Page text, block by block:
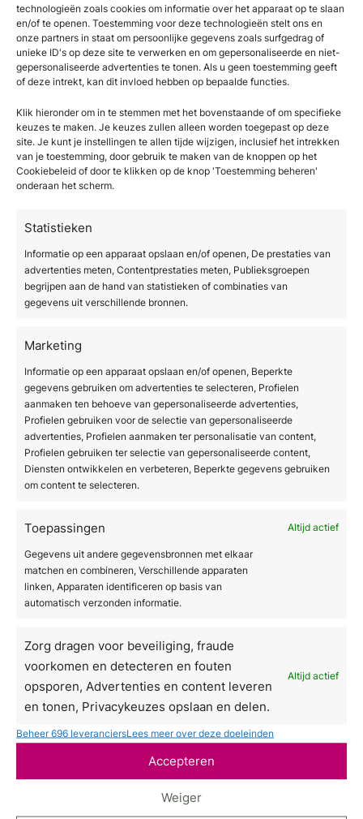
technologieën zoals cookies om informatie over het apparaat op te slaan
en/of te openen. Toestemming voor deze technologieën stelt ons en
onze partners in staat om persoonlijke gegevens zoals surfgedrag of
unieke ID's op deze site te verwerken en om gepersonaliseerde en niet-
gepersonaliseerde advertenties te tonen. Als u geen toestemming geeft
of deze intrekt, kan dit invloed hebben op bepaalde functies.
Klik hieronder om in te stemmen met het bovenstaande of om specifieke
keuzes te maken. Je keuzes zullen alleen worden toegepast op deze
site. Je kunt je instellingen te allen tijde wijzigen, inclusief het intrekken
van je toestemming, door gebruik te maken van de knoppen op het
Cookiebeleid of door te klikken op de knop 'Toestemming beheren'
onderaan het scherm.
Statistieken
Informatie op een apparaat opslaan en/of openen, De prestaties van
advertenties meten, Contentprestaties meten, Publieksgroepen
begrijpen aan de hand van statistieken of combinaties van
gegevens uit verschillende bronnen.
Marketing
Informatie op een apparaat opslaan en/of openen, Beperkte
gegevens gebruiken om advertenties te selecteren, Profielen
aanmaken ten behoeve van gepersonaliseerde advertenties,
Profielen gebruiken voor de selectie van gepersonaliseerde
advertenties, Profielen aanmaken ter personalisatie van content,
Profielen gebruiken ter selectie van gepersonaliseerde content,
Diensten ontwikkelen en verbeteren, Beperkte gegevens gebruiken
om content te selecteren.
Toepassingen Altijd actief
Gegevens uit andere gegevensbronnen met elkaar
matchen en combineren, Verschillende apparaten
linken, Apparaten identificeren op basis van
automatisch verzonden informatie.
Zorg dragen voor beveiliging, fraude
voorkomen en detecteren en fouten
opsporen, Advertenties en content leveren
en tonen, Privacykeuzes opslaan en delen.
Altijd actief
Beheer 696 leveranciersLees meer over deze doeleinden
Accepteren
Weiger
Fractionele CO2-lasers zijn ablatief, wat
betekent dat ze daadwerkelijk weefsel
verdampen. Dit onderscheidt ze van niet-
ablatieve fractionele lasers, die de huid
Ablatieve fractionele behandelingen geven
doorgaans krachtigere en langdurigere
resultaten, maar kennen nog altijd een kortere
downtime dan de oude, volledig ablatieve
ablatieve behandeling met minimale downtime
laserbehandeling.
Welke moderne instellingen
de hersteltijd?
De hersteltijd na een CO2-laserbehandeling
wordt sterk bepaald door de
behandelparameters die de professional
instelt. De belangrijkste factoren zijn de
dekking van het behandelgebied, de
energiedichtheid per puls en de diepte van de
stemmen op de huidconditie en het
behandeldoel, kan de downtime aanzienlijk
worden beperkt.
Dekking:Een lagere fractiedekking,
oppervlak, betekent meer intact weefsel en
sneller herstel.
Energie per puls:Lagere energie per
behandelzone vermindert de diepte van de
ablatie en daarmee de intensiteit van de
huidreactie.
Aantal passages:Minder herhalingen